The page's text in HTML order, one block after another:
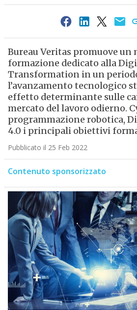
Bureau Veritas promuove un
formazione dedicato alla
Transformation in un
l’avanzamento tecnologico
effetto determinante sulle
mercato del lavoro odierno.
programmazione robotica,
4.0 i principali obiettivi
Pubblicato il 25 Feb 2022
Contenuto sponsorizzato